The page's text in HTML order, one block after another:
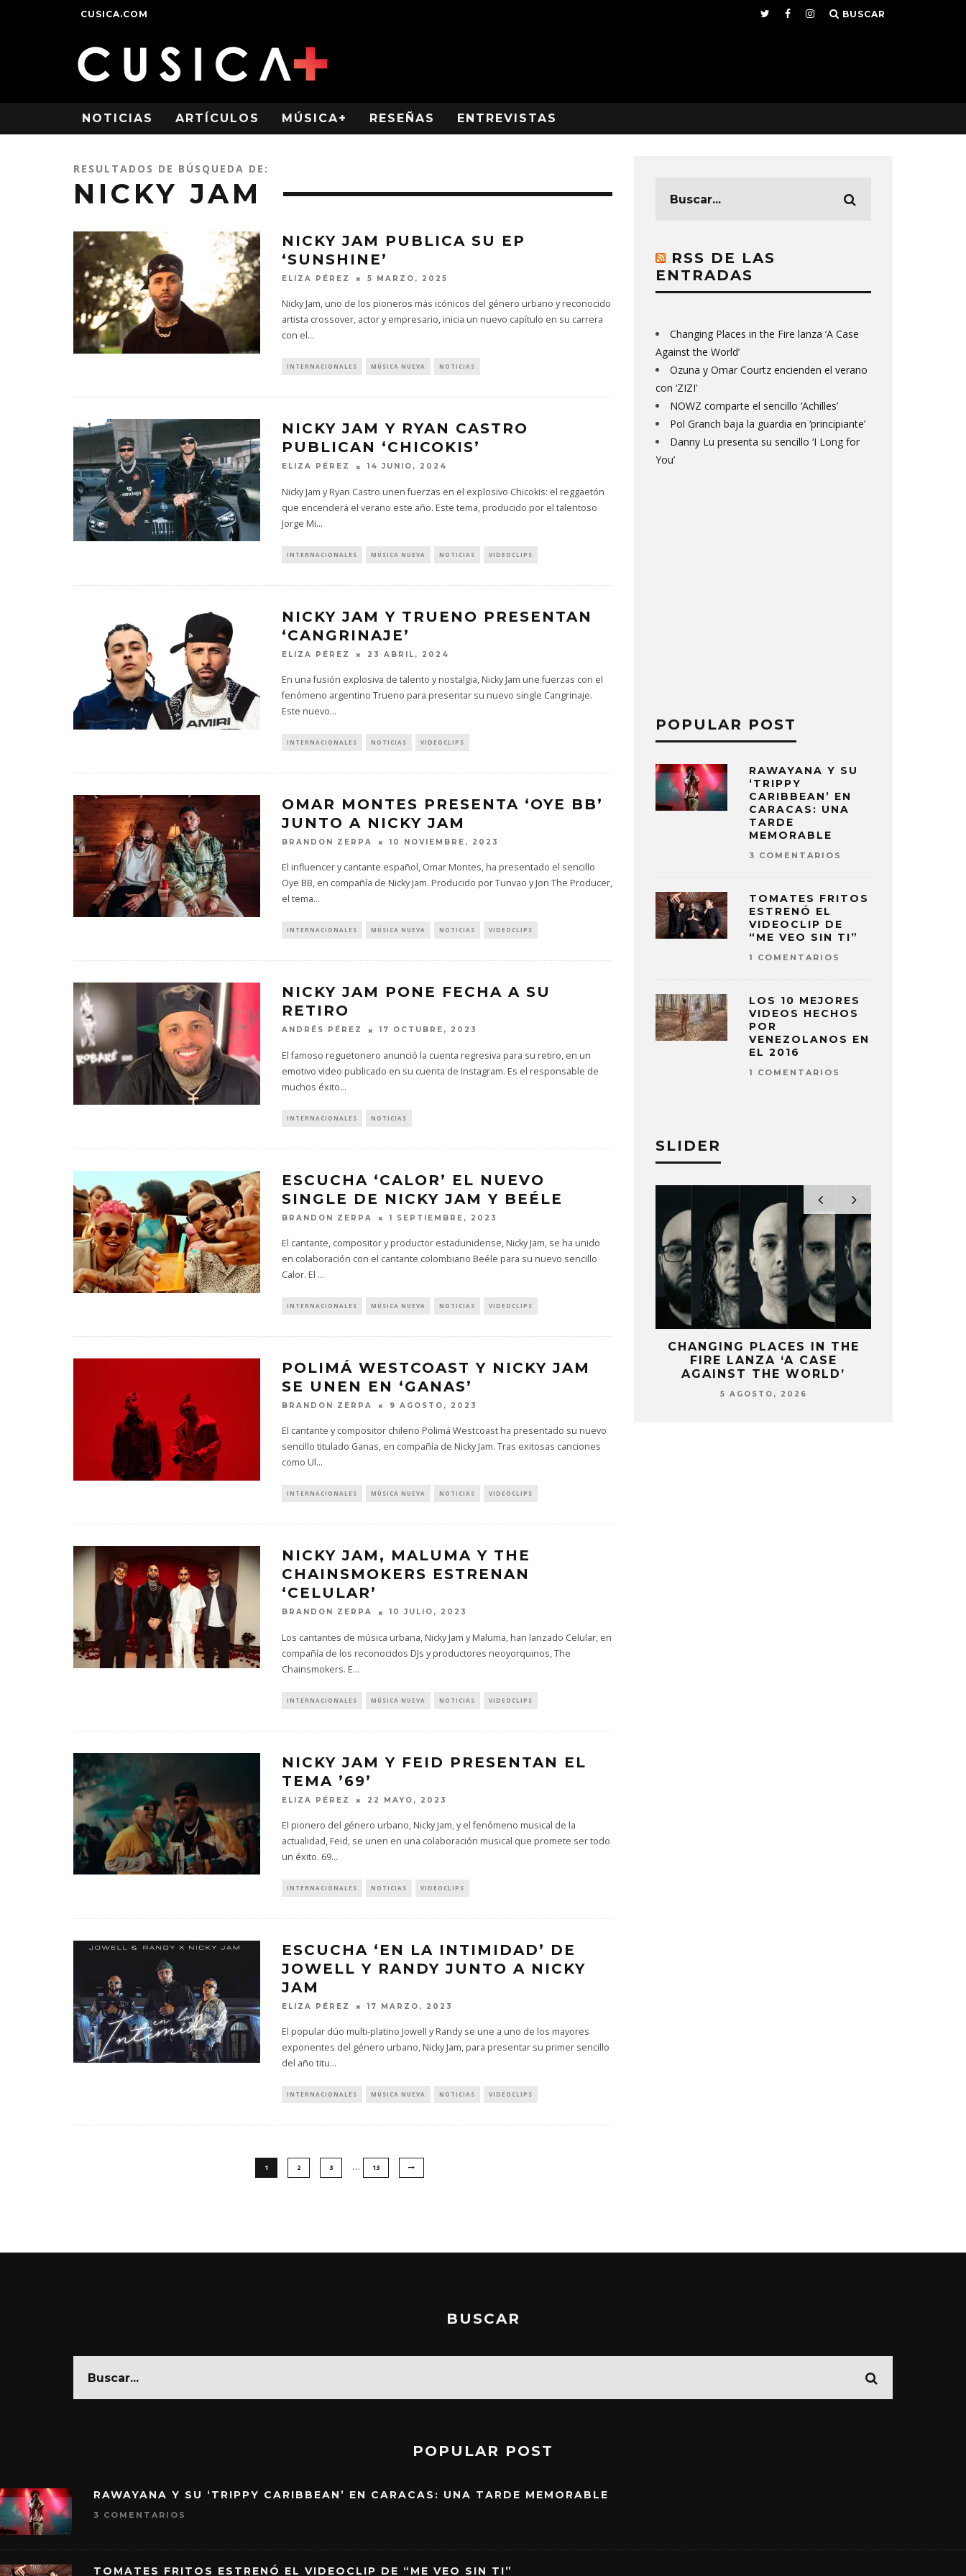
CUSICA.COM BUSCAR
NOTICIAS ARTÍCULOS MÚSICA+ RESEÑAS ENTREVISTAS
RESULTADOS DE BÚSQUEDA DE:
NICKY JAM
NICKY JAM PUBLICA SU EP
‘SUNSHINE’
ELIZA PÉREZ 5 MARZO, 2025
Nicky Jam, uno de los pioneros más icónicos del género urbano y reconocido
artista crossover, actor y empresario, inicia un nuevo capítulo en su carrera
con el...
INTERNACIONALES MÚSICA NUEVA NOTICIAS
NICKY JAM Y RYAN CASTRO
PUBLICAN ‘CHICOKIS’
ELIZA PÉREZ 14 JUNIO, 2024
Nicky Jam y Ryan Castro unen fuerzas en el explosivo Chicokis: el reggaetón
que encenderá el verano este año. Este tema, producido por el talentoso
Jorge Mi...
INTERNACIONALES MÚSICA NUEVA NOTICIAS VIDEOCLIPS
NICKY JAM Y TRUENO PRESENTAN
‘CANGRINAJE’
ELIZA PÉREZ 23 ABRIL, 2024
En una fusión explosiva de talento y nostalgia, Nicky Jam une fuerzas con el
fenómeno argentino Trueno para presentar su nuevo single Cangrinaje.
Este nuevo...
INTERNACIONALES NOTICIAS VIDEOCLIPS
OMAR MONTES PRESENTA ‘OYE BB’
JUNTO A NICKY JAM
BRANDON ZERPA 10 NOVIEMBRE, 2023
El influencer y cantante español, Omar Montes, ha presentado el sencillo
Oye BB, en compañía de Nicky Jam. Producido por Tunvao y Jon The Producer,
el tema...
INTERNACIONALES MÚSICA NUEVA NOTICIAS VIDEOCLIPS
NICKY JAM PONE FECHA A SU
RETIRO
ANDRÉS PÉREZ 17 OCTUBRE, 2023
El famoso reguetonero anunció la cuenta regresiva para su retiro, en un
emotivo video publicado en su cuenta de Instagram. Es el responsable de
muchos éxito...
INTERNACIONALES NOTICIAS
ESCUCHA ‘CALOR’ EL NUEVO
SINGLE DE NICKY JAM Y BEÉLE
BRANDON ZERPA 1 SEPTIEMBRE, 2023
El cantante, compositor y productor estadunidense, Nicky Jam, se ha unido
en colaboración con el cantante colombiano Beéle para su nuevo sencillo
Calor. El ...
INTERNACIONALES MÚSICA NUEVA NOTICIAS VIDEOCLIPS
POLIMÁ WESTCOAST Y NICKY JAM
SE UNEN EN ‘GANAS’
BRANDON ZERPA 9 AGOSTO, 2023
El cantante y compositor chileno Polimá Westcoast ha presentado su nuevo
sencillo titulado Ganas, en compañía de Nicky Jam. Tras exitosas canciones
como Ul...
INTERNACIONALES MÚSICA NUEVA NOTICIAS VIDEOCLIPS
NICKY JAM, MALUMA Y THE
CHAINSMOKERS ESTRENAN
‘CELULAR’
BRANDON ZERPA 10 JULIO, 2023
Los cantantes de música urbana, Nicky Jam y Maluma, han lanzado Celular, en
compañía de los reconocidos DJs y productores neoyorquinos, The
Chainsmokers. E...
INTERNACIONALES MÚSICA NUEVA NOTICIAS VIDEOCLIPS
NICKY JAM Y FEID PRESENTAN EL
TEMA ’69’
ELIZA PÉREZ 22 MAYO, 2023
El pionero del género urbano, Nicky Jam, y el fenómeno musical de la
actualidad, Feid, se unen en una colaboración musical que promete ser todo
un éxito. 69...
INTERNACIONALES NOTICIAS VIDEOCLIPS
ESCUCHA ‘EN LA INTIMIDAD’ DE
JOWELL Y RANDY JUNTO A NICKY
JAM
ELIZA PÉREZ 17 MARZO, 2023
El popular dúo multi-platino Jowell y Randy se une a uno de los mayores
exponentes del género urbano, Nicky Jam, para presentar su primer sencillo
del año titu...
INTERNACIONALES MÚSICA NUEVA NOTICIAS VIDEOCLIPS
1 2 3 … 13
RSS DE LAS
ENTRADAS
Changing Places in the Fire lanza ‘A Case
Against the World’
Ozuna y Omar Courtz encienden el verano
con ‘ZIZI’
NOWZ comparte el sencillo ‘Achilles’
Pol Granch baja la guardia en ‘principiante’
Danny Lu presenta su sencillo ‘I Long for
You’
POPULAR POST
RAWAYANA Y SU
‘TRIPPY
CARIBBEAN’ EN
CARACAS: UNA
TARDE
MEMORABLE
3 COMENTARIOS
TOMATES FRITOS
ESTRENÓ EL
VIDEOCLIP DE
“ME VEO SIN TI”
1 COMENTARIOS
LOS 10 MEJORES
VIDEOS HECHOS
POR
VENEZOLANOS EN
EL 2016
1 COMENTARIOS
SLIDER
SENCILLO ‘SWEAT’
CHANGING PLACES IN THE
FIRE LANZA ‘A CASE
AGAINST THE WORLD’
5 AGOSTO, 2026
BUSCAR
POPULAR POST
RAWAYANA Y SU ‘TRIPPY CARIBBEAN’ EN CARACAS: UNA TARDE MEMORABLE
3 COMENTARIOS
TOMATES FRITOS ESTRENÓ EL VIDEOCLIP DE “ME VEO SIN TI”